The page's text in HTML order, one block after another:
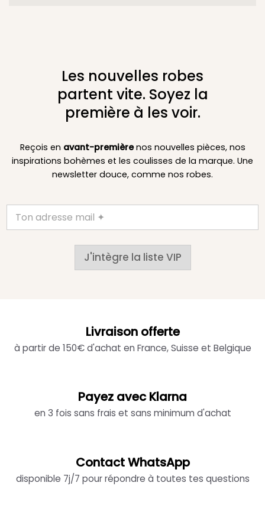
Les nouvelles robes
partent vite. Soyez la
première à les voir.
Reçois en avant-premièrenos nouvelles pièces, nos
inspirations bohèmes et les coulisses de la marque. Une
newsletter douce, comme nos robes.
J'intègre la liste VIP
Livraison offerte
à partir de 150€ d'achat en France, Suisse et Belgique
Payez avec Klarna
en 3 fois sans frais et sans minimum d'achat
Contact WhatsApp
disponible 7j/7 pour répondre à toutes tes questions